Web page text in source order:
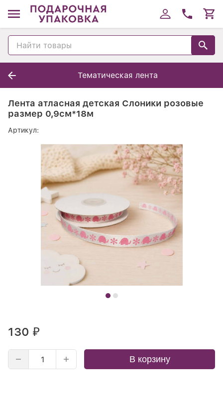
Тематическая лента
Лента атласная детская Слоники розовые
размер 0,9см*18м
Артикул:
130 ₽
В корзину